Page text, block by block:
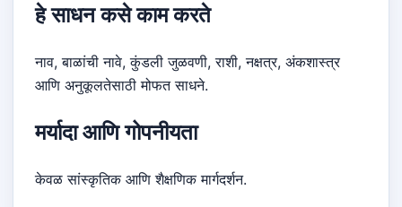
हे साधन कसे काम करते
नाव, बाळांची नावे, कुंडली जुळवणी, राशी, नक्षत्र, अंकशास्त्र
आणि अनुकूलतेसाठी मोफत साधने.
मर्यादा आणि गोपनीयता
केवळ सांस्कृतिक आणि शैक्षणिक मार्गदर्शन.